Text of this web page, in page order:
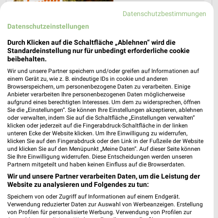
Jetzt alle "Grillen" Themen entdecken!
MEHR PROSPEKTE
Datenschutzbestimmungen
Datenschutzeinstellungen
Durch Klicken auf die Schaltfläche „Ablehnen“ wird die
Standardeinstellung nur für unbedingt erforderliche cookie
beibehalten.
Wir und unsere Partner speichern und/oder greifen auf Informationen auf
einem Gerät zu, wie z. B. eindeutige IDs in cookie und anderen
Browserspeichern, um personenbezogene Daten zu verarbeiten. Einige
Anbieter verarbeiten Ihre personenbezogenen Daten möglicherweise
aufgrund eines berechtigten Interesses. Um dem zu widersprechen, öffnen
Sie die „Einstellungen“. Sie können Ihre Einstellungen akzeptieren, ablehnen
oder verwalten, indem Sie auf die Schaltfläche „Einstellungen verwalten“
klicken oder jederzeit auf die Fingerabdruck-Schaltfläche in der linken
unteren Ecke der Website klicken. Um Ihre Einwilligung zu widerrufen,
klicken Sie auf den Fingerabdruck oder den Link in der Fußzeile der Website
und klicken Sie auf den Menüpunkt „Meine Daten“. Auf dieser Seite können
Sie Ihre Einwilligung widerrufen. Diese Entscheidungen werden unseren
Partnern mitgeteilt und haben keinen Einfluss auf die Browserdaten.
Wir und unsere Partner verarbeiten Daten, um die Leistung der
Website zu analysieren und Folgendes zu tun:
Speichern von oder Zugriff auf Informationen auf einem Endgerät.
Verwendung reduzierter Daten zur Auswahl von Werbeanzeigen. Erstellung
von Profilen für personalisierte Werbung. Verwendung von Profilen zur